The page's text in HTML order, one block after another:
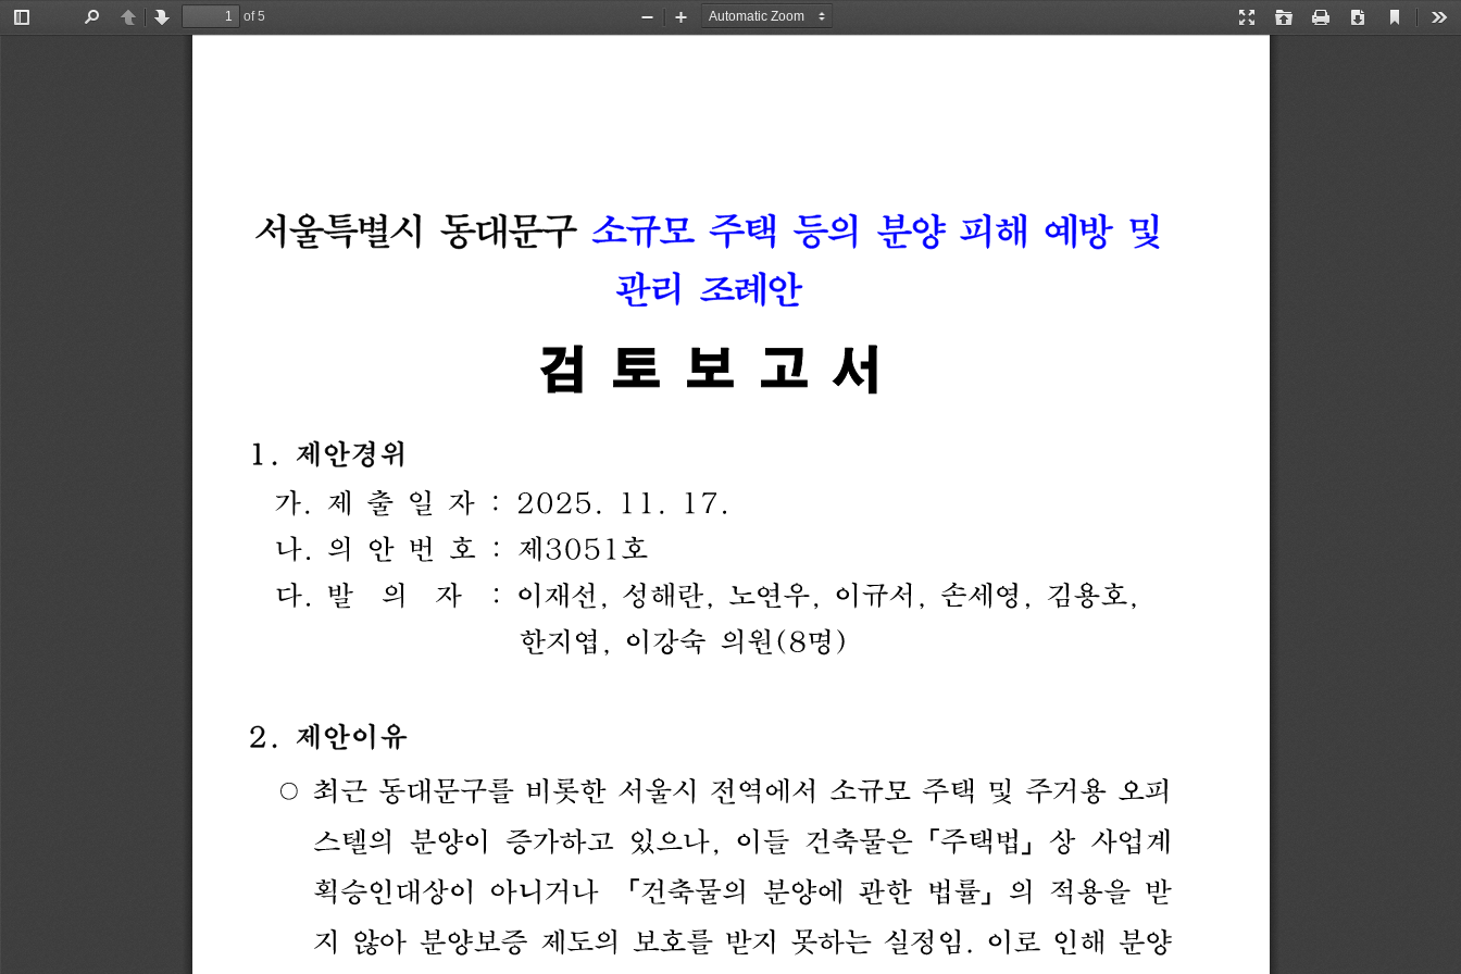
Toggle
PreviousNext
of 5
Presentation
Open Print Download
Current
Zoom
Zoom
서울특별시 동대문구 소규모 주택 등의 분양 피해 예방 및
관리 조례안
검 토 보 고 서
1.
제안경위
가
제 출 일 자 : 2025. 11.
17.
나. 의 안 번 호 : 제3051 호
다. 발 의 자 : 이재선 성해란 노연우, 이규서 손세영 김용호
한지엽
이강숙 의원 (8명 )
2. 제안이유
○ 최근 동대문구를 비롯한 서울시 전역에서 소규모 주택 및 주거용 오피
스텔의
분양이 증가하고 있으나, 이들 건축물은「주택법 」 상 사업계
획승인대상이
아니거나 「건축물의 분양에 관한 법률 」 의 적용을 받
지
않아 분양보증 제도의 보호를 받지 못하는 실정임 이로 인해 분양